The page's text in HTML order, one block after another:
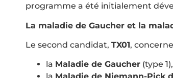
programme a été initialement
La maladie de Gaucher et la
Le second candidat, TX01,
la Maladie de Gaucher (type 1),